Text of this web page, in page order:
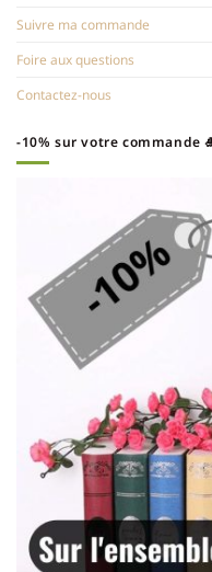
Suivre ma commande
Foire aux questions
Contactez-nous
-10% sur votre commande